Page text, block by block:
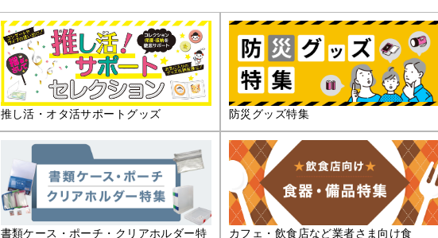
推し活・オタ活サポートグッズ 防災グッズ特集
書類ケース・ポーチ・クリアホルダー特
カフェ・飲食店など業者さま向け食